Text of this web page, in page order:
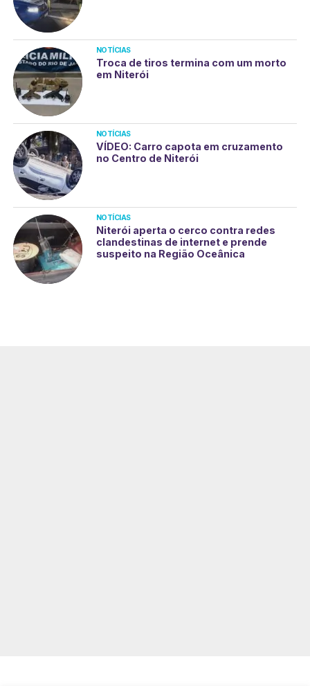
NOTÍCIAS
Troca de tiros termina com um morto
em Niterói
NOTÍCIAS
VÍDEO: Carro capota em cruzamento
no Centro de Niterói
NOTÍCIAS
Niterói aperta o cerco contra redes
clandestinas de internet e prende
suspeito na Região Oceânica